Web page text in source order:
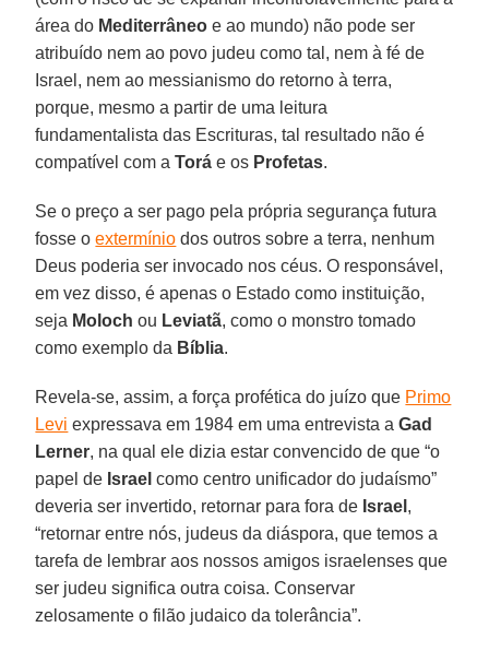
área do Mediterrâneo e ao mundo) não pode ser
atribuído nem ao povo judeu como tal, nem à fé de
Israel, nem ao messianismo do retorno à terra,
porque, mesmo a partir de uma leitura
fundamentalista das Escrituras, tal resultado não é
compatível com aTorá e os Profetas.
Se o preço a ser pago pela própria segurança futura
fosse oextermínio dos outros sobre a terra, nenhum
Deus poderia ser invocado nos céus. O responsável,
em vez disso, é apenas o Estado como instituição,
seja Moloch ou Leviatã, como o monstro tomado
como exemplo da Bíblia.
Revela-se, assim, a força profética do juízo que Primo
Levi expressava em 1984 em uma entrevista aGad
Lerner, na qual ele dizia estar convencido de que “o
papel de Israel como centro unificador do judaísmo”
deveria ser invertido, retornar para fora de Israel ,
“retornar entre nós, judeus da diáspora, que temos a
tarefa de lembrar aos nossos amigos israelenses que
ser judeu significa outra coisa. Conservar
zelosamente o filão judaico da tolerância”.